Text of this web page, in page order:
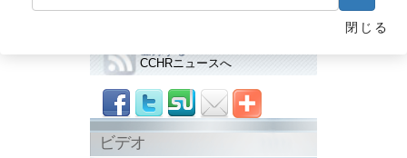
CCHRニュースへ
ビデオ
閉じる